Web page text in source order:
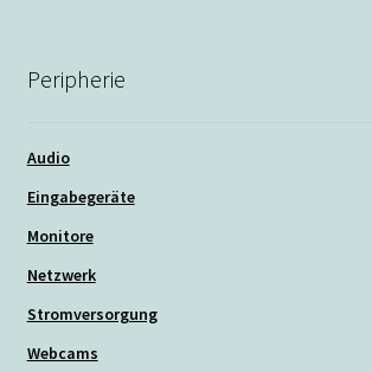
Peripherie
Audio
Eingabegeräte
Monitore
Netzwerk
Stromversorgung
Webcams